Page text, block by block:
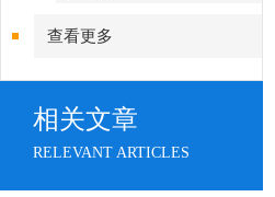
查看更多
相关文章
RELEVANT ARTICLES